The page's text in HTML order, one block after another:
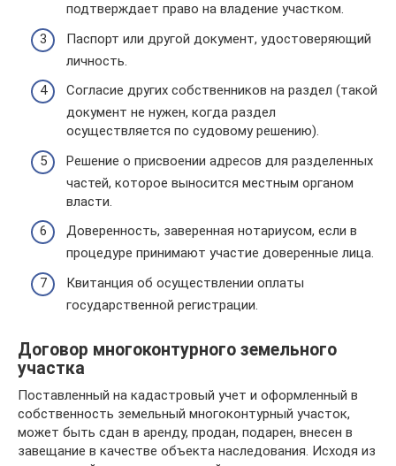
подтверждает право на владение участком.
Паспорт или другой документ, удостоверяющий
личность.
Согласие других собственников на раздел (такой
документ не нужен, когда раздел
осуществляется по судовому решению).
Решение о присвоении адресов для разделенных
частей, которое выносится местным органом
власти.
Доверенность, заверенная нотариусом, если в
процедуре принимают участие доверенные лица.
Квитанция об осуществлении оплаты
государственной регистрации.
Договор многоконтурного земельного
участка
Поставленный на кадастровый учет и оформленный в
собственность земельный многоконтурный участок,
может быть сдан в аренду, продан, подарен, внесен в
завещание в качестве объекта наследования. Исходя из